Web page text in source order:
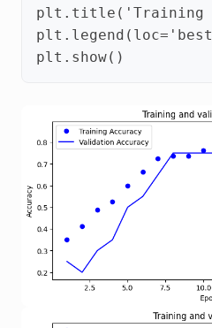
plt . title ( 'Training
plt . legend ( loc=
plt . show()